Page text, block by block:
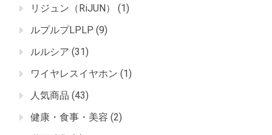
リジュン（RiJUN）
(1)
ルプルプLPLP (9)
ルルシア (31)
ワイヤレスイヤホン (1)
人気商品 (43)
健康・食事・美容 (2)